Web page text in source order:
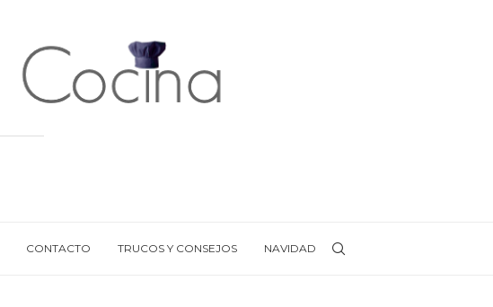
CONTACTO TRUCOS Y CONSEJOS NAVIDAD